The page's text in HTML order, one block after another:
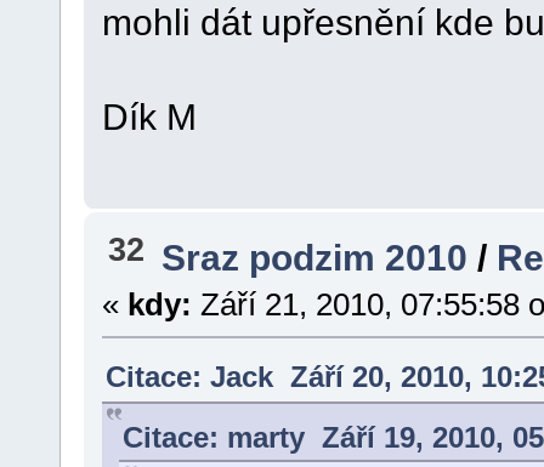
mohli dát upřesnění kde
Dík M
32 Sraz podzim 2010 /
« kdy: Září 21, 2010, 07:55:58
Citace: Jack Září 20, 2010,
Citace: marty Září 19, 2010,